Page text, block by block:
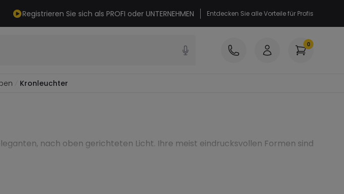
Registrieren Sie sich als PROFI oder UNTERNEHMEN Entdecken Sie alle Vorteile für Profis
0
Kronleuchter
nach oben gerichteten Licht. Ihre meist eindrucksvollen Formen sind